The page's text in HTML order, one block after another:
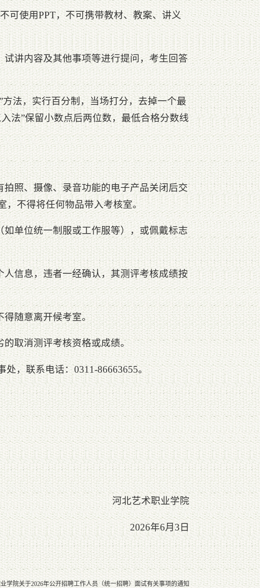
可使用PPT，不可携带教材、教案、讲义
讲内容及其他事项等进行提问，考生回答
法，实行百分制，当场打分，去掉一个最
法”保留小数点后两位数，最低合格分数线
照、摄像、录音功能的电子产品关闭后交
，不得将任何物品带入考核室。
单位统一制服或工作服等），或佩戴标志
信息，违者一经确认，其测评考核成绩按
得随意离开候考室。
取消测评考核资格或成绩。
，联系电话：0311-86663655。
河北艺术职业学院
2026年6月3日
学院关于2026年公开招聘工作人员（统一招聘）面试有关事项的通知